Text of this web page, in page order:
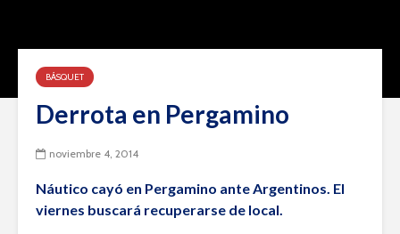
BÁSQUET
Derrota en Pergamino
noviembre 4, 2014
Náutico cayó en Pergamino ante Argentinos. El
viernes buscará recuperarse de local.